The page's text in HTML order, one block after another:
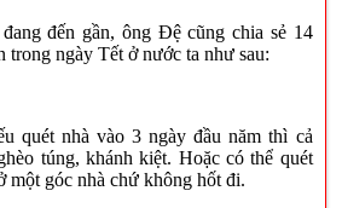
đến gần, ông Đệ cũng chia sẻ 14
trong ngày Tết ở nước ta như sau:
quét nhà vào 3 ngày đầu năm thì cả
túng, khánh kiệt. Hoặc có thể quét
một góc nhà chứ không hốt đi.